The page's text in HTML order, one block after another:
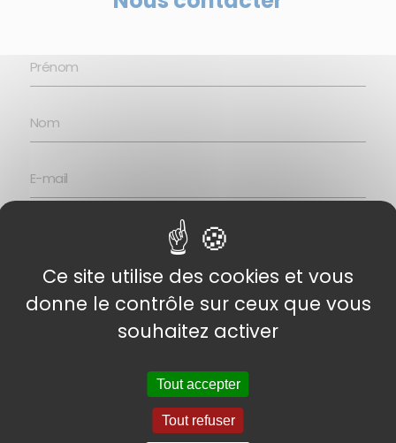
Ce site utilise des cookies et vous
donne le contrôle sur ceux que vous
souhaitez activer
Tout accepter
Tout refuser